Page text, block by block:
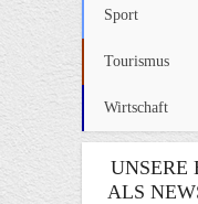
Sport
Tourismus
Wirtschaft
UNSERE
ALS